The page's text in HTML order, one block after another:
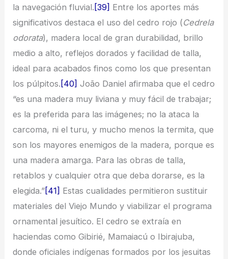
la navegación fluvial. [39] Entre los aportes más
significativos destaca el uso del cedro rojo (Cedrela
odorata), madera local de gran durabilidad, brillo
medio a alto, reflejos dorados y facilidad de talla,
ideal para acabados finos como los que presentan
los púlpitos. [40] João Daniel afirmaba que el cedro
“es una madera muy liviana y muy fácil de trabajar;
es la preferida para las imágenes; no la ataca la
carcoma, ni el turu, y mucho menos la termita, que
son los mayores enemigos de la madera, porque es
una madera amarga. Para las obras de talla,
retablos y cualquier otra que deba dorarse, es la
elegida.”[41] Estas cualidades permitieron sustituir
materiales del Viejo Mundo y viabilizar el programa
ornamental jesuítico. El cedro se extraía en
haciendas como Gibirié, Mamaiacú o Ibirajuba,
donde oficiales indígenas formados por los jesuitas